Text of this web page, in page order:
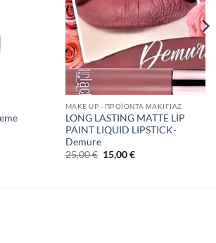
MAKE UP - ΠΡΟΪΌΝΤΑ ΜΑΚΙΓΙΆΖ
LONG LASTING MATTE LIP
PAINT LIQUID LIPSTICK-
Demure
25,00€ Original
price
15,00€Η